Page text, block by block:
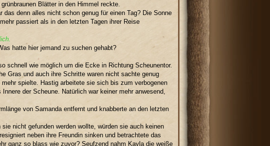
Blätter in den Himmel reckte.
denn alles nicht schon genug für einen Tag? Die Sonne
passiert als in den letzten Tagen ihrer Reise
hatte hier jemand zu suchen gehabt?
schnell wie möglich um die Ecke in Richtung Scheunentor.
Gras und auch ihre Schritte waren nicht sachte genug
spielte. Hastig arbeitete sie sich bis zum verbogenen
der Scheune. Natürlich war keiner mehr anwesend,
von Samanda entfernt und knabberte an den letzten
nicht gefunden werden wollte, würden sie auch keinen
neben ihre Freundin sinken und betrachtete das
ganz so blass wie zuvor? Seufzend nahm Kayla die weiße